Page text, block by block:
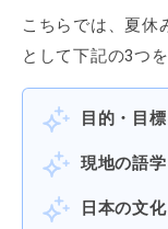
こちらでは、夏休
として下記の3つ
目的・目
現地の語
日本の文